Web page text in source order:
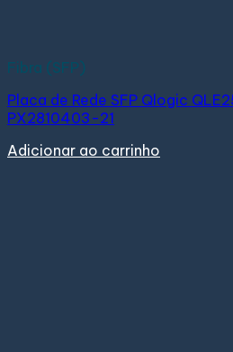
Fibra (SFP)
Placa de Rede SFP Qlogic
PX2810403-21
Adicionar ao carrinho